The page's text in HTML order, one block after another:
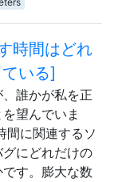
時間はどれ
いる]
誰かが私を正
望んでいま
間に関連するソ
にどれだけの
す。膨大な数